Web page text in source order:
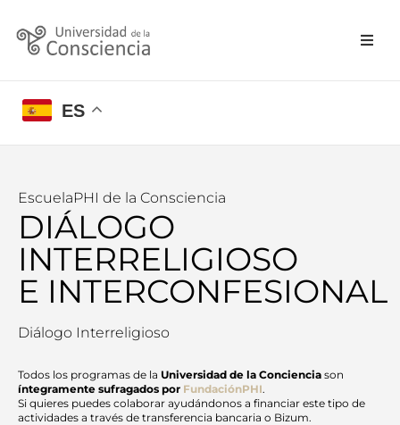
ES
EscuelaPHI de la Consciencia
DIÁLOGO
INTERRELIGIOSO
E INTERCONFESIONAL
Diálogo Interreligioso
Todos los programas de la Universidad de la Conciencia son
íntegramente sufragados por FundaciónPHI.
Si quieres puedes colaborar ayudándonos a financiar este tipo de
actividades a través de transferencia bancaria o Bizum.